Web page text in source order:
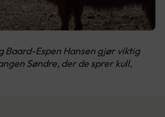
Baard-Espen Hansen gjør viktig
Søndre, der de sprer kull,